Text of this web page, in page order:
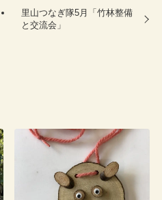
里山つなぎ隊5月「竹林整備
と交流会」